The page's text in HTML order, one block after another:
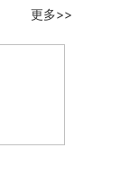
更多>>